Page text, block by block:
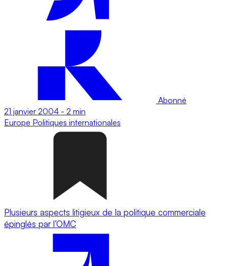
Abonné
21 janvier 2004 - 2 min
Europe Politiques internationales
Plusieurs aspects litigieux de la politique commerciale
épinglés par l’OMC